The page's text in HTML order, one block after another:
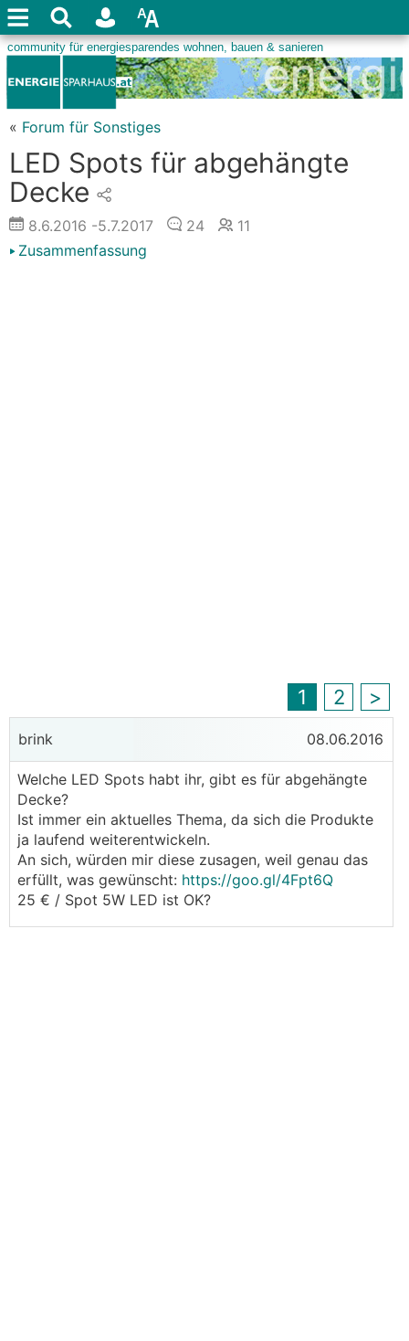
« Forum für Sonstiges
LED Spots für abgehängte
Decke
8.6.2016 -5.7.2017 24
11
Zusammenfassung
1 2 >
brink 08.06.2016
Welche LED Spots habt ihr, gibt es für abgehängte
Decke?
Ist immer ein aktuelles Thema, da sich die Produkte
ja laufend weiterentwickeln.
An sich, würden mir diese zusagen, weil genau das
erfüllt, was gewünscht: https://goo.gl/4Fpt6Q
25 € / Spot 5W LED ist OK?